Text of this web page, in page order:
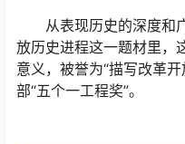
从表现历史的深度和
放历史进程这一题材里，
意义，被誉为“描写改革
部“五个一工程奖”。